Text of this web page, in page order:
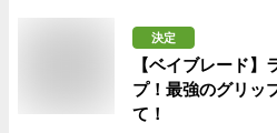
決定
【ベイブレード】
プ！最強のグリッ
て！